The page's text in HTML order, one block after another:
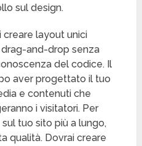
sul design.
layout unici
and-drop senza
del codice. Il
aver progettato il tuo
e contenuti che
i visitatori. Per
tuo sito più a lungo,
qualità. Dovrai creare